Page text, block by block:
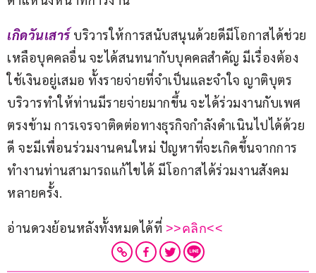
เกิดวันเสาร์ บริวารให้การสนับสนุนด้วยดีมีโอกาสได้ช่วย
เหลือบุคคลอื่น จะได้สนทนากับบุคคลสำคัญ มีเรื่องต้อง
ใช้เงินอยู่เสมอ ทั้งรายจ่ายที่จำเป็นและจำใจ ญาติบุตร
บริวารทำให้ท่านมีรายจ่ายมากขึ้น จะได้ร่วมงานกับเพศ
ตรงข้าม การเจรจาติดต่อทางธุรกิจกำลังดำเนินไปได้ด้วย
ดี จะมีเพื่อนร่วมงานคนใหม่ ปัญหาที่จะเกิดขึ้นจากการ
ทำงานท่านสามารถแก้ไขได้ มีโอกาสได้ร่วมงานสังคม
หลายครั้ง.
อ่านดวงย้อนหลังทั้งหมดได้ที่ >>คลิก<<